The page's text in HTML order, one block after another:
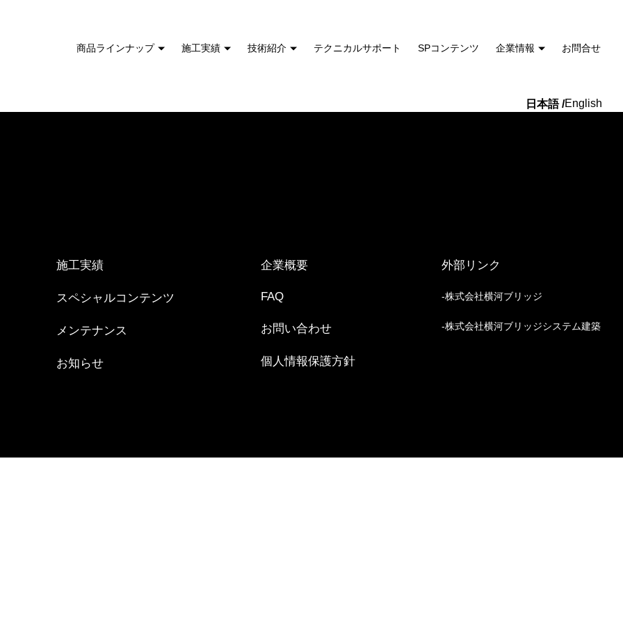
商品ラインナップ 施工実績 技術紹介 テクニカルサポート SPコンテンツ 企業情報 お問合せ
English
施工実績
スペシャルコンテンツ
メンテナンス
お知らせ
企業概要
FAQ
お問い合わせ
個人情報保護方針
外部リンク
株式会社横河ブリッジ
株式会社横河ブリッジシステム建築